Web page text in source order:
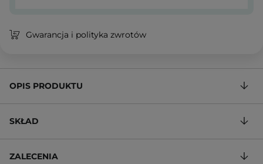
Gwarancja i polityka zwrotów
OPIS PRODUKTU
SKŁAD
ZALECENIA